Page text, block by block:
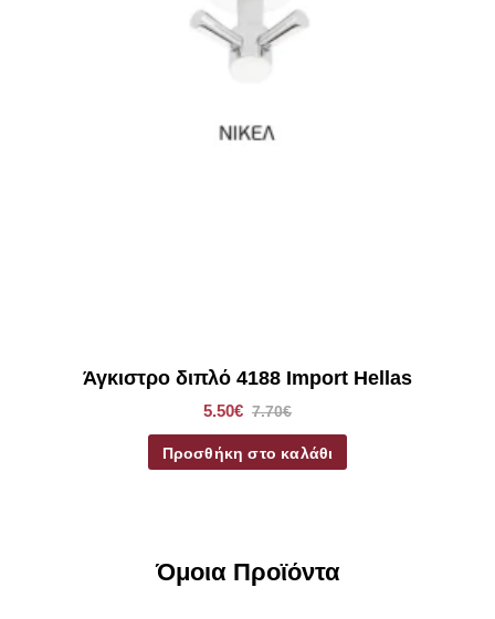
Άγκιστρο διπλό 4188 Import Hellas
5.50€ 7.70€
Προσθήκη στο καλάθι
Όμοια Προϊόντα